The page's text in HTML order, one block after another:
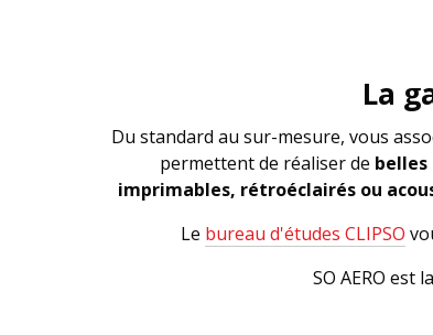
La
Du standard au sur-mesure, vous
permettent de réaliser de
imprimables, rétroéclairés ou
Le bureau d'études CLIPSO
SO AERO est la